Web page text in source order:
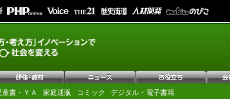
童書・ＹＡ 家庭通販 コミック デジタル・電子書籍